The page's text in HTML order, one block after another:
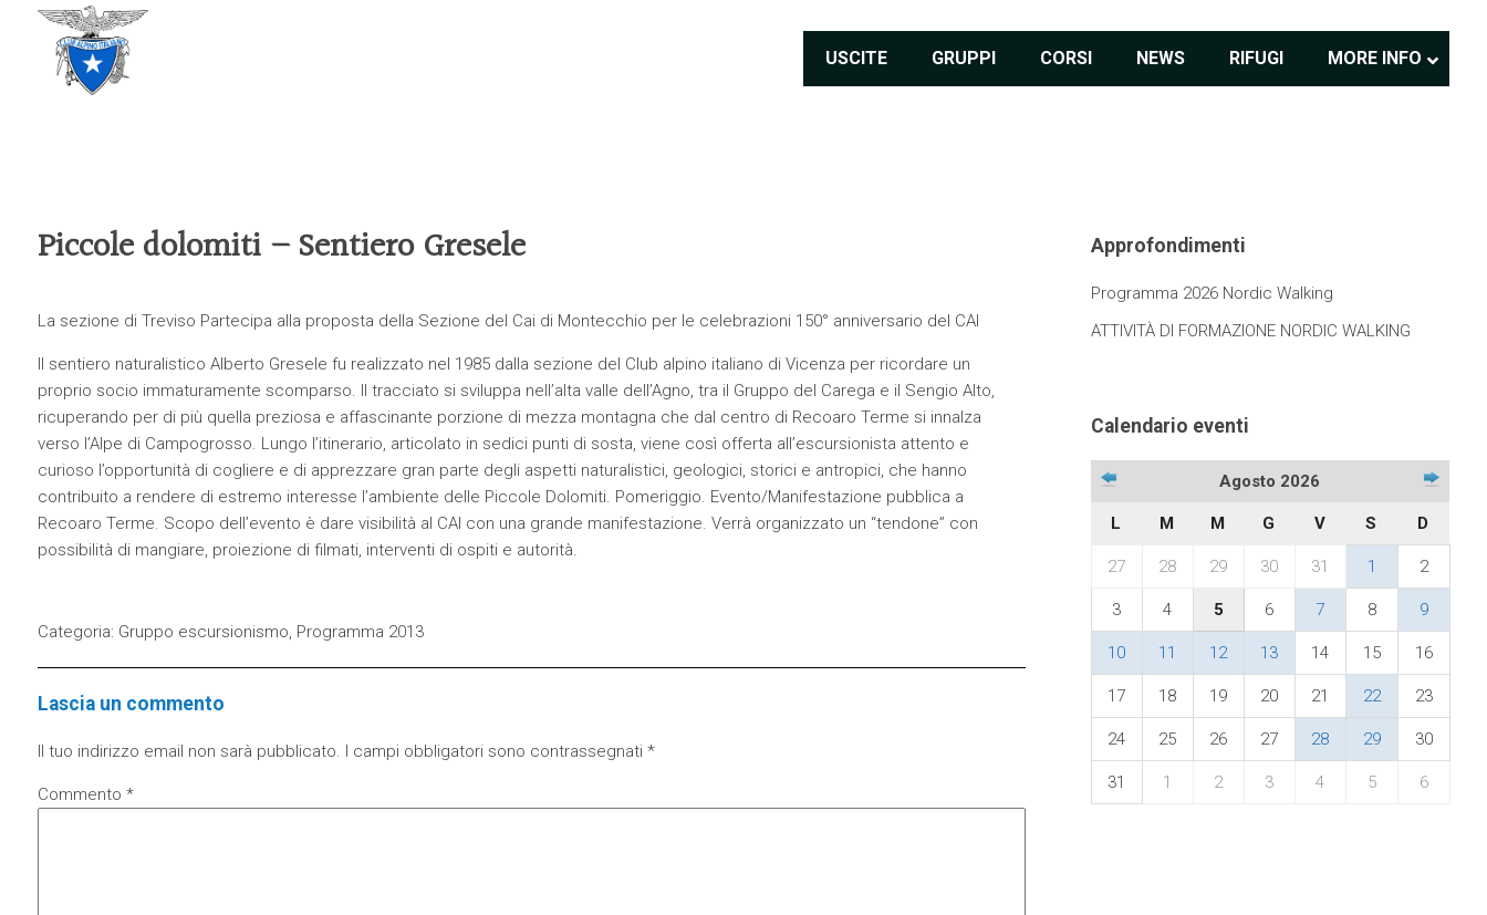
USCITE GRUPPI CORSI NEWS RIFUGI MORE INFO
Piccole dolomiti – Sentiero Gresele
La sezione di Treviso Partecipa alla proposta della Sezione del Cai di Montecchio per le celebrazioni 150° anniversario del CAI
Il sentiero naturalistico Alberto Gresele fu realizzato nel 1985 dalla sezione del Club alpino italiano di Vicenza per ricordare un
proprio socio immaturamente scomparso. Il tracciato si sviluppa nell’alta valle dell’Agno, tra il Gruppo del Carega e il Sengio Alto,
ricuperando per di più quella preziosa e affascinante porzione di mezza montagna che dal centro di Recoaro Terme si innalza
verso l’Alpe di Campogrosso. Lungo l’itinerario, articolato in sedici punti di sosta, viene così offerta all’escursionista attento e
curioso l’opportunità di cogliere e di apprezzare gran parte degli aspetti naturalistici, geologici, storici e antropici, che hanno
contribuito a rendere di estremo interesse l’ambiente delle Piccole Dolomiti. Pomeriggio. Evento/Manifestazione pubblica a
Recoaro Terme. Scopo dell’evento è dare visibilità al CAI con una grande manifestazione. Verrà organizzato un “tendone” con
possibilità di mangiare, proiezione di filmati, interventi di ospiti e autorità.
Categoria: Gruppo escursionismo, Programma 2013
Lascia un commento
Il tuo indirizzo email non sarà pubblicato. I campi obbligatori sono contrassegnati *
Commento *
Approfondimenti
Programma 2026 Nordic Walking
ATTIVITÀ DI FORMAZIONE NORDIC WALKING
Calendario eventi
Agosto 2026
L M M G V S D
27 28 29 30 31 1 2
3 4 5 6 7 8 9
10 11 12 13 14 15 16
17 18 19 20 21 22 23
24 25 26 27 28 29 30
31 1 2 3 4 5 6